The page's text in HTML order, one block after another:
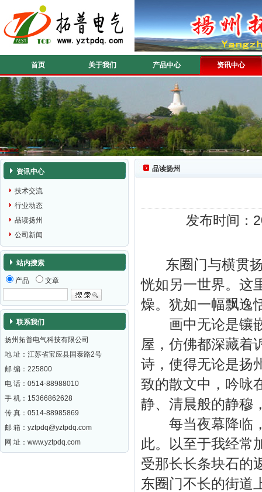
首页 关于我们 产品中心 资讯中心
资讯中心
技术交流
行业动态
品读扬州
公司新闻
站内搜索
产品 文章
联系我们
扬州拓普电气科技有限公司
地 址：江苏省宝应县国泰路2号
邮 编： 225800
电 话：0514-88988010
手 机：15366862628
传 真：0514-88985869
邮 箱： yztpdq@yztpdq.com
网 址： www.yztpdq.com
品读扬州
发布时间：
东圈门与横贯扬
恍如另一世界。这
燥。犹如一幅飘逸
画中无论是镶嵌
屋，仿佛都深藏着
诗，使得无论是扬
致的散文中，吟咏
静、清晨般的静穆
每当夜幕降临，
此。以至于我经常
受那长长条块石的
东圈门不长的街道